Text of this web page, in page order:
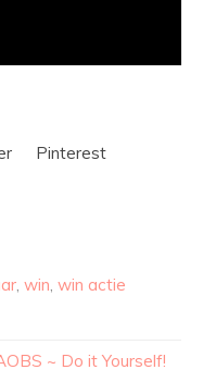
Pinterest
, win, win actie
~ Do it Yourself!